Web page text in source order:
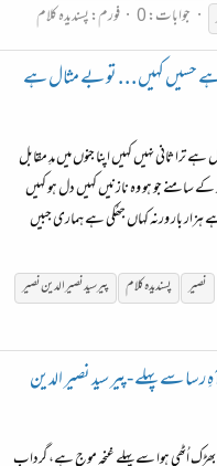
جوابات: 0 فورم:پسندیدہ کلام
ہے حسیں کہیں . . . تو بے مثال ہے
ترا ثانی نہیں کہیں اپنا جنوں میں مدِ مقابل
سامنے جو ہو وہ نازنیں کہیں دل ہو کہیں
بار ورنہ کہاں جھُکی ہے ہماری جبیں
نصیر پسندیدہ کلام پیرسیدنصیرالدیننصیر
سے پہلے -پیر سید نصیر الدین
اُٹھی ہوا سے پہلے غنچہ موج ہے، گردابِ